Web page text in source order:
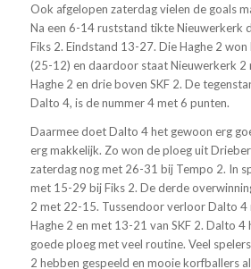
Ook afgelopen zaterdag vielen de goals
Na een 6-14 ruststand tikte Nieuwerkerk
Fiks 2. Eindstand 13-27. Die Haghe 2 won
(25-12) en daardoor staat Nieuwerkerk 2
Haghe 2 en drie boven SKF 2. De
Dalto 4, is de nummer 4 met 6 punten.
Daarmee doet Dalto 4 het gewoon erg
erg makkelijk. Zo won de ploeg uit
zaterdag nog met 26-31 bij Tempo 2. In
met 15-29 bij Fiks 2. De derde
2 met 22-15. Tussendoor verloor Dalto
Haghe 2 en met 13-21 van SKF 2. Dalto 4
goede ploeg met veel routine. Veel
2 hebben gespeeld en mooie korfballers